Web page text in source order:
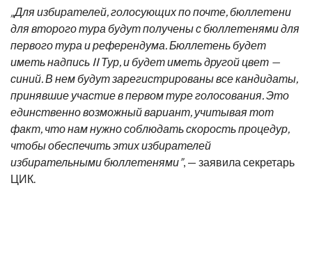
„Для избирателей, голосующих по почте, бюллетени
для второго тура будут получены с бюллетенями для
первого тура и референдума. Бюллетень будет
иметь надпись II Тур, и будет иметь другой цвет —
синий. В нем будут зарегистрированы все кандидаты,
принявшие участие в первом туре голосования. Это
единственно возможный вариант, учитывая тот
факт, что нам нужно соблюдать скорость процедур,
чтобы обеспечить этих избирателей
избирательными бюллетенями”, — заявила секретарь
ЦИК.